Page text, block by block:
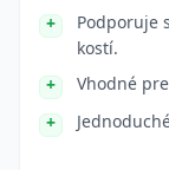
Podporuje
kostí.
Vhodné